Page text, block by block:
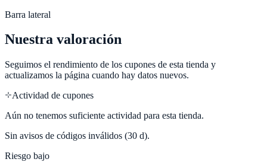
Barra lateral
Nuestra valoración
Seguimos el rendimiento de los cupones de esta tienda y
actualizamos la página cuando hay datos nuevos.
Actividad de cupones
Aún no tenemos suficiente actividad para esta tienda.
Sin avisos de códigos inválidos (30 d).
Riesgo bajo